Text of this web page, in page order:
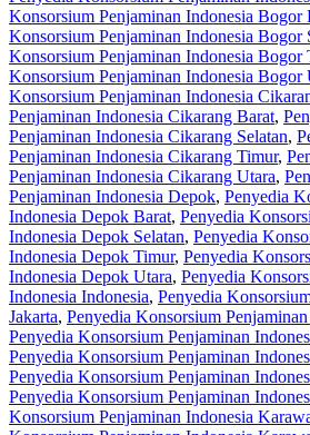
Konsorsium Penjaminan Indonesia Bogor
Konsorsium Penjaminan Indonesia Bogor
Konsorsium Penjaminan Indonesia Bogor
Konsorsium Penjaminan Indonesia Bogor
Konsorsium Penjaminan Indonesia
Penjaminan Indonesia Cikarang Barat,
Penjaminan Indonesia Cikarang Selatan,
Penjaminan Indonesia Cikarang Timur,
Penjaminan Indonesia Cikarang Utara,
Penjaminan Indonesia Depok, Penyedia
Indonesia Depok Barat, Penyedia
Indonesia Depok Selatan, Penyedia
Indonesia Depok Timur, Penyedia
Indonesia Depok Utara, Penyedia
Indonesia Indonesia, Penyedia
Jakarta, Penyedia Konsorsium
Penyedia Konsorsium Penjaminan
Penyedia Konsorsium Penjaminan
Penyedia Konsorsium Penjaminan
Penyedia Konsorsium Penjaminan
Konsorsium Penjaminan Indonesia